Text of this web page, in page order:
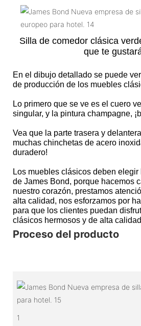
Silla de comedor clásica
que te
En el dibujo detallado se puede
de producción de los muebles
Lo primero que se ve es el cuero
singular, y la pintura champagne,
Vea que la parte trasera y
muchas chinchetas de acero
duradero!
Los muebles clásicos deben
de James Bond, porque hacemos
nuestro corazón, prestamos
alta calidad, nos esforzamos por
para que los clientes puedan
clásicos hermosos y de alta
Proceso del producto
1